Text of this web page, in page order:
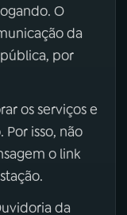
O
da
por
os serviços e
isso, não
o link
da